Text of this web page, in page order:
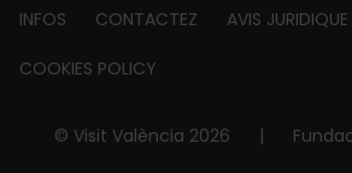
Footer
about
INFOS CONTACTEZ AVIS JURIDIQUE
COOKIES POLICY
© Visit València 2026 |